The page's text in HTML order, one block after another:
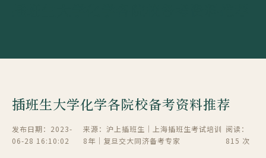
插班生大学化学各院校备考资料推荐
发布日期：2023-
06-28 16:10:02
来源：沪上插班生｜上海插班生考试培训
8年｜复旦交大同济备考专家
阅读：
815 次